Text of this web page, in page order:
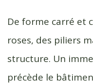
De forme carré et
roses, des piliers
structure. Un
précède le